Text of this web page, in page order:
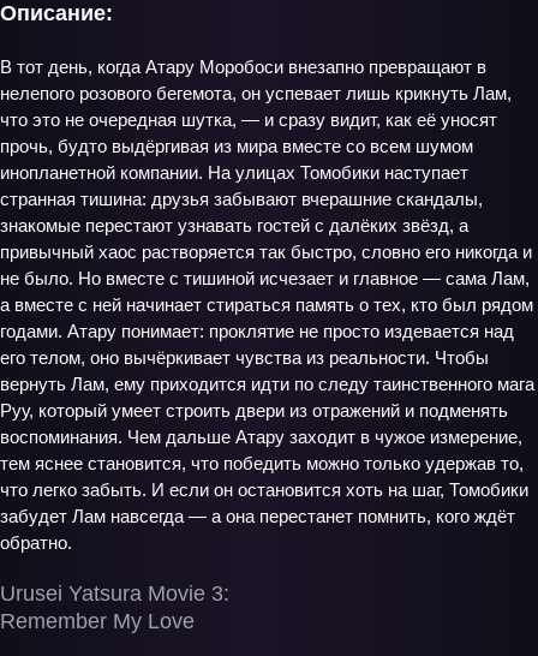
Urusei Yatsura Movie 3:
Remember My Love
Описание:
В тот день, когда Атару Моробоси внезапно превращают в
нелепого розового бегемота, он успевает лишь крикнуть Лам,
что это не очередная шутка, — и сразу видит, как её уносят
прочь, будто выдёргивая из мира вместе со всем шумом
инопланетной компании. На улицах Томобики наступает
странная тишина: друзья забывают вчерашние скандалы,
знакомые перестают узнавать гостей с далёких звёзд, а
привычный хаос растворяется так быстро, словно его никогда и
не было. Но вместе с тишиной исчезает и главное — сама Лам,
а вместе с ней начинает стираться память о тех, кто был рядом
годами. Атару понимает: проклятие не просто издевается над
его телом, оно вычёркивает чувства из реальности. Чтобы
вернуть Лам, ему приходится идти по следу таинственного мага
Руу, который умеет строить двери из отражений и подменять
воспоминания. Чем дальше Атару заходит в чужое измерение,
тем яснее становится, что победить можно только удержав то,
что легко забыть. И если он остановится хоть на шаг, Томобики
забудет Лам навсегда — а она перестанет помнить, кого ждёт
обратно.